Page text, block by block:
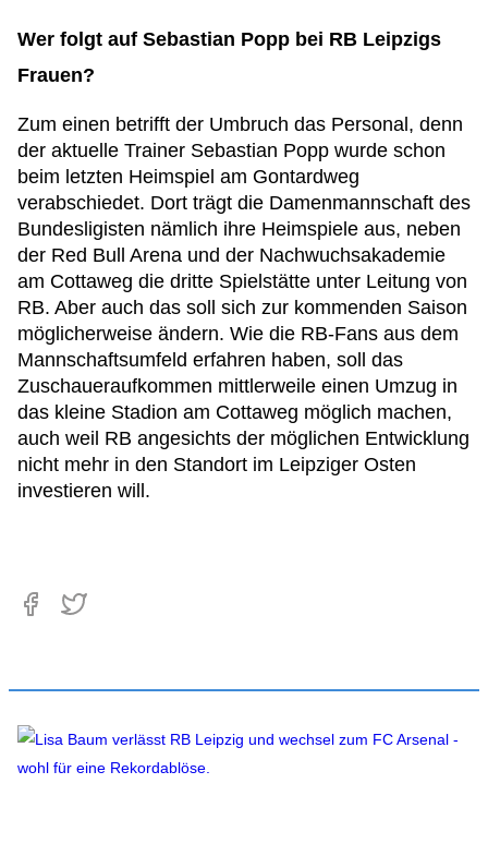
Wer folgt auf Sebastian Popp bei RB Leipzigs
Frauen?
Zum einen betrifft der Umbruch das Personal, denn
der aktuelle Trainer Sebastian Popp wurde schon
beim letzten Heimspiel am Gontardweg
verabschiedet. Dort trägt die Damenmannschaft des
Bundesligisten nämlich ihre Heimspiele aus, neben
der Red Bull Arena und der Nachwuchsakademie
am Cottaweg die dritte Spielstätte unter Leitung von
RB. Aber auch das soll sich zur kommenden Saison
möglicherweise ändern. Wie die RB-Fans aus dem
Mannschaftsumfeld erfahren haben, soll das
Zuschaueraufkommen mittlerweile einen Umzug in
das kleine Stadion am Cottaweg möglich machen,
auch weil RB angesichts der möglichen Entwicklung
nicht mehr in den Standort im Leipziger Osten
investieren will.